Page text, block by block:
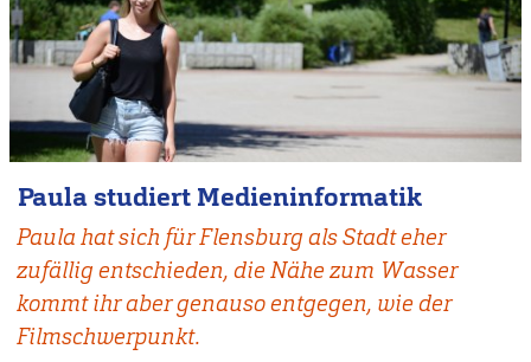
Paula studiert Medieninformatik
Paula hat sich für Flensburg als Stadt eher
zufällig entschieden, die Nähe zum Wasser
kommt ihr aber genauso entgegen, wie der
Filmschwerpunkt.